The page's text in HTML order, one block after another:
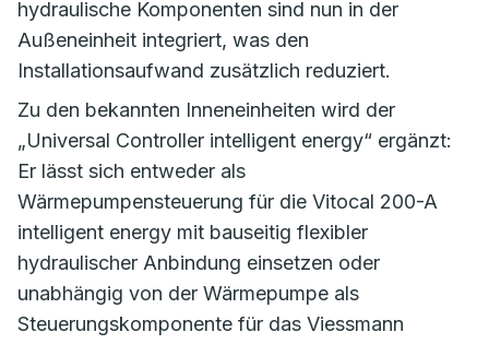
hydraulische Komponenten sind nun in der
Außeneinheit integriert, was den
Installationsaufwand zusätzlich reduziert.
Zu den bekannten Inneneinheiten wird der
„Universal Controller intelligent energy“ ergänzt:
Er lässt sich entweder als
Wärmepumpensteuerung für die Vitocal 200-A
intelligent energy mit bauseitig flexibler
hydraulischer Anbindung einsetzen oder
unabhängig von der Wärmepumpe als
Steuerungskomponente für das Viessmann